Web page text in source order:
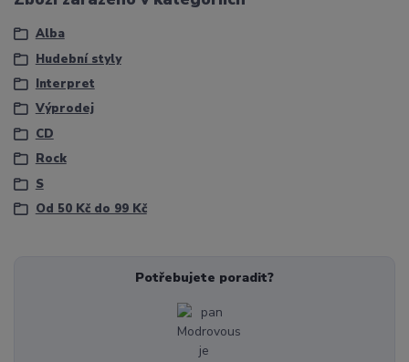
Alba
Hudební styly
Interpret
Výprodej
CD
Rock
S
Od 50 Kč do 99 Kč
Potřebujete poradit?